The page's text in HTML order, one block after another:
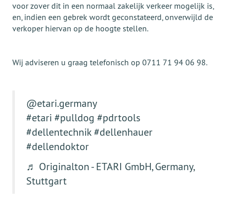
voor zover dit in een normaal zakelijk verkeer mogelijk is,
en, indien een gebrek wordt geconstateerd, onverwijld de
verkoper hiervan op de hoogte stellen.
Wij adviseren u graag telefonisch op 0711 71 94 06 98.
@etari.germany
#etari #pulldog #pdrtools
#dellentechnik #dellenhauer
#dellendoktor
♬ Originalton - ETARI GmbH, Germany,
Stuttgart